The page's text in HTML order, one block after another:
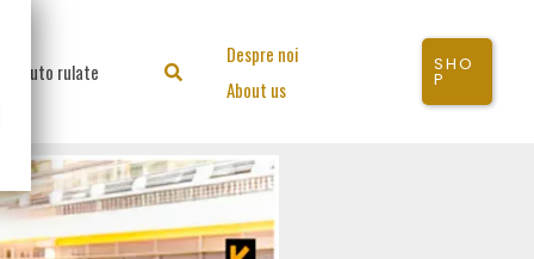
Auto rulate Search
Despre noi
About us
SHO
P